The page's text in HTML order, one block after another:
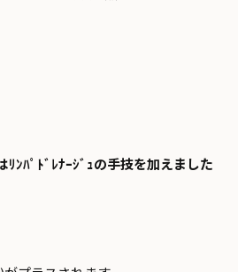
ﾝﾊﾟﾄﾞﾚﾅｰｼﾞｭの手技を加えました